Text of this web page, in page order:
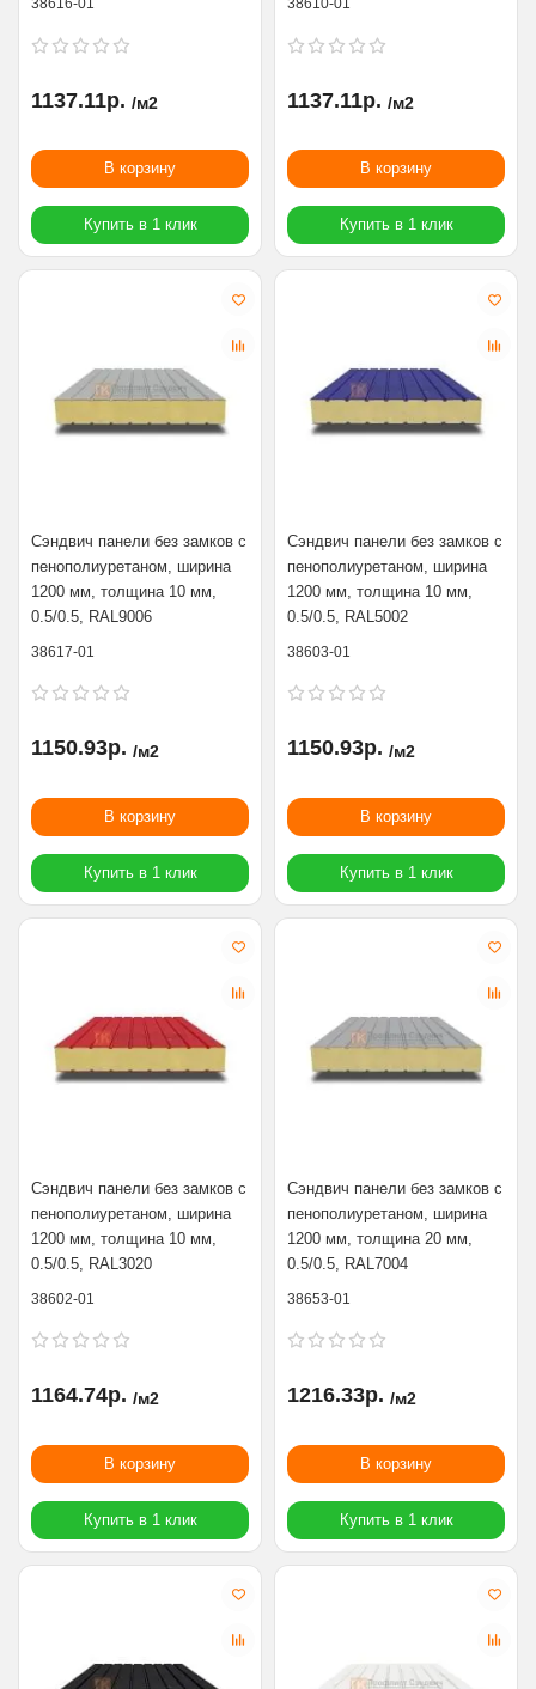
38616-01
1137.11р. /м2
В корзину
Купить в 1 клик
38610-01
1137.11р. /м2
В корзину
Купить в 1 клик
Сэндвич панели без замков с
пенополиуретаном, ширина
1200 мм, толщина 10 мм,
0.5/0.5, RAL9006
38617-01
1150.93р. /м2
В корзину
Купить в 1 клик
Сэндвич панели без замков с
пенополиуретаном, ширина
1200 мм, толщина 10 мм,
0.5/0.5, RAL5002
38603-01
1150.93р. /м2
В корзину
Купить в 1 клик
Сэндвич панели без замков с
пенополиуретаном, ширина
1200 мм, толщина 10 мм,
0.5/0.5, RAL3020
38602-01
1164.74р. /м2
В корзину
Купить в 1 клик
Сэндвич панели без замков с
пенополиуретаном, ширина
1200 мм, толщина 20 мм,
0.5/0.5, RAL7004
38653-01
1216.33р. /м2
В корзину
Купить в 1 клик